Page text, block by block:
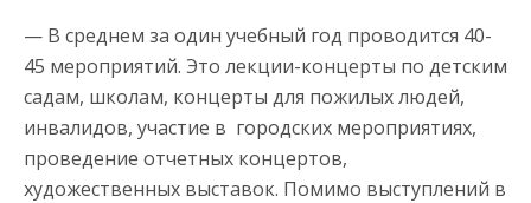
— В среднем за один учебный год проводится 40-
45 мероприятий. Это лекции-концерты по детским
садам, школам, концерты для пожилых людей,
инвалидов, участие в городских мероприятиях,
проведение отчетных концертов,
художественных выставок. Помимо выступлений в